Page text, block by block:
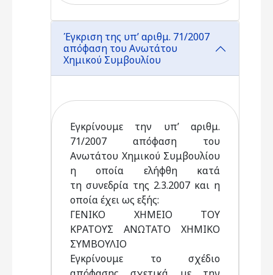
Έγκριση της υπ’ αριθμ. 71/2007
απόφαση του Ανωτάτου
Χημικού Συμβουλίου
Εγκρίνουμε την υπ’ αριθμ.
71/2007 απόφαση του
Ανωτάτου Χημικού Συμβουλίου
η οποία ελήφθη κατά
τη συνεδρία της 2.3.2007 και η
οποία έχει ως εξής:
ΓΕΝΙΚΟ ΧΗΜΕΙΟ ΤΟΥ
ΚΡΑΤΟΥΣ ΑΝΩΤΑΤΟ ΧΗΜΙΚΟ
ΣΥΜΒΟΥΛΙΟ
Εγκρίνουμε το σχέδιο